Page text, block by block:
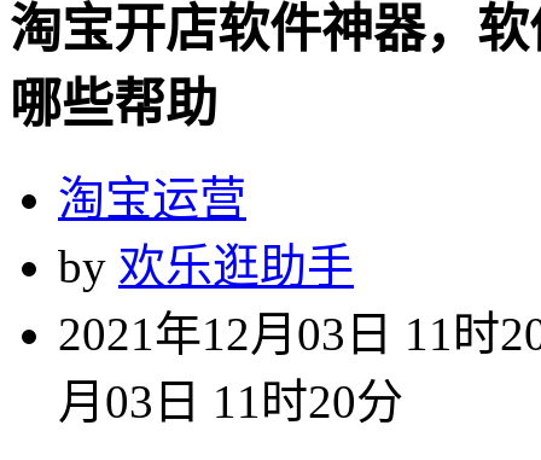
淘宝开店软件神器，
哪些帮助
淘宝运营
by 欢乐逛助手
2021年12月03日 11时
月03日 11时20分